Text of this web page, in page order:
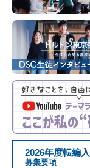
2026年度転編
募集要項